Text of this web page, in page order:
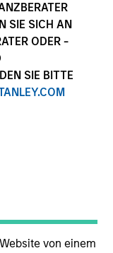
SIE SICH AN
ODER -
SIE BITTE
von einem
ist kein
werden auf
Alle
über